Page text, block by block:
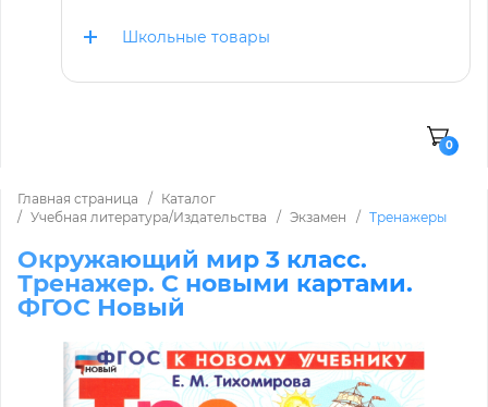
Школьные товары
0
Главная страница
Каталог
Учебная литература/Издательства
Экзамен Тренажеры
Окружающий мир 3 класс.
Тренажер. С новыми картами.
ФГОС Новый